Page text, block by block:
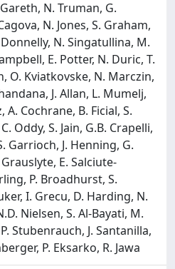
N. Truman, G.
N. Jones, S. Graham,
N. Singatullina, M.
E. Potter, N. Duric, T.
O. Kviatkovske, N. Marczin,
J. Allan, L. Mumelj,
A. Cochrane, B. Ficial, S.
Oddy, S. Jain, G.B. Crapelli,
Garrioch, J. Henning, G.
E. Salciute-
P. Broadhurst, S.
I. Grecu, D. Harding, N.
Nielsen, S. Al-Bayati, M.
Stubenrauch, J. Santanilla,
P. Eksarko, R. Jawa